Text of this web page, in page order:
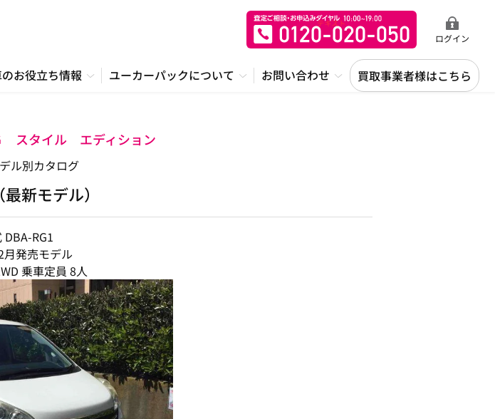
ログイン
お役立ち情報 ユーカーパックについて お問い合わせ 買取事業者様はこちら
スタイル エディション
ル別カタログ
新モデル）
DBA-RG1
発売モデル
乗車定員 8人